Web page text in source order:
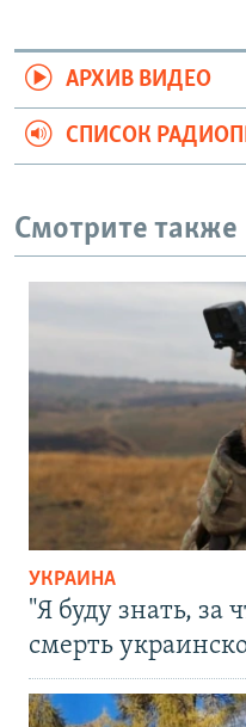
АРХИВ ВИДЕО
СПИСОК
Смотрите также
УКРАИНА
"Я буду знать, за
смерть